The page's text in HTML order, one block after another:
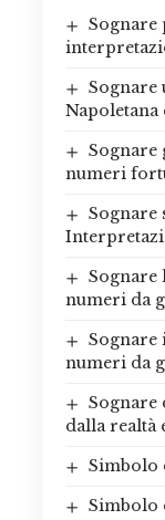
Sognare
Sognare
Napoletana
Sognare
numeri
Sognare
numeri da
Sognare
numeri da
Sognare
dalla realtà
Simbolo
Simbolo